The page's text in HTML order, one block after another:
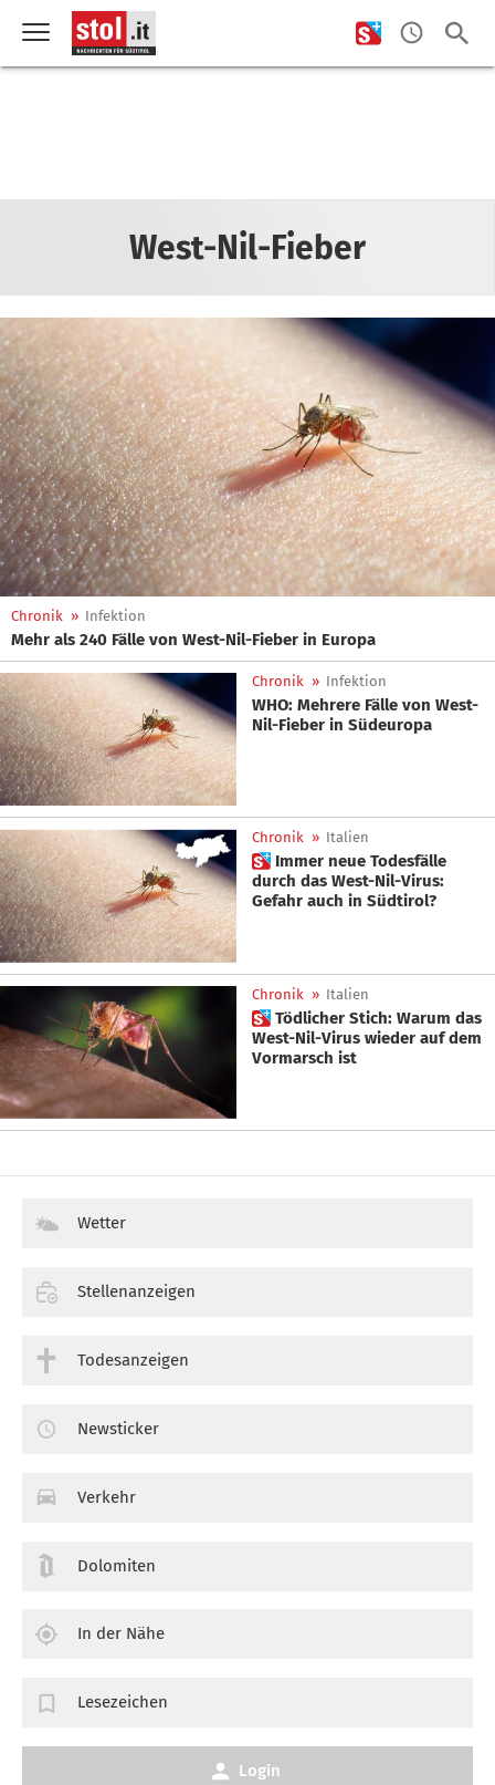
West-Nil-Fieber
Chronik » Infektion
Mehr als 240 Fälle von West-Nil-Fieber in Europa
Chronik » Infektion
WHO: Mehrere Fälle von West-
Nil-Fieber in Südeuropa
Chronik » Italien
 Immer neue Todesfälle
durch das West-Nil-Virus:
Gefahr auch in Südtirol?
Chronik » Italien
 Tödlicher Stich: Warum das
West-Nil-Virus wieder auf dem
Vormarsch ist
Wetter
Stellenanzeigen
Todesanzeigen
Newsticker
Verkehr
Dolomiten
In der Nähe
Lesezeichen
Login